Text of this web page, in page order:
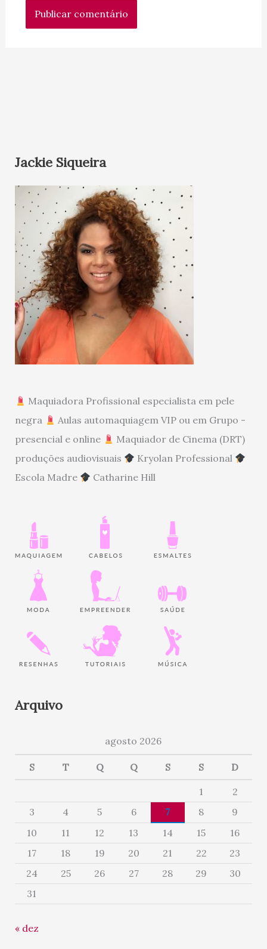
Jackie Siqueira
Maquiadora Profissional especialista em pele
negra
Aulas automaquiagem VIP ou em Grupo -
presencial e online
Maquiador de Cinema (DRT)
produções audiovisuais
Kryolan Professional
Escola Madre
Catharine Hill
Arquivo
agosto 2026
S T Q Q S S D
1
2
3
4 5 6 7 8
9
10
11 12 13 14 15
16
17
18 19 20 21 22
23
24
25 26 27 28 29
30
31
« dez